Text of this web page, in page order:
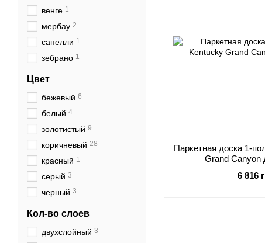
Паркетная доска 1-
Grand Canyon
6 816
венге 1
мербау 2
сапелли 1
зебрано 1
Цвет
бежевый 6
белый 4
золотистый 9
коричневый 28
красный 1
серый 3
черный 3
Кол-во слоев
двухслойный 3